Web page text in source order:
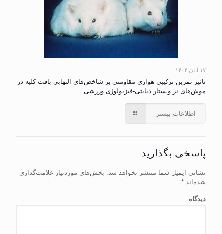
۱۷ آبان ۱۴۰۴
تاثیر تمرین ترکیبی هوازی-مقاومتی بر شاخص‌های التهابی بافت کلیه در
موش‌های نر ویستار دیابتی-فیزیولوژی ورزشی
اطلاعات بیشتر
پاسخی بگذارید
نشانی ایمیل شما منتشر نخواهد شد. بخش‌های موردنیاز علامت‌گذاری
شده‌اند *
دیدگاه